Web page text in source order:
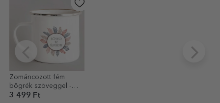
Zománcozott fém
bögrék szöveggel -
Kövesd az álmaidat
3 499 Ft